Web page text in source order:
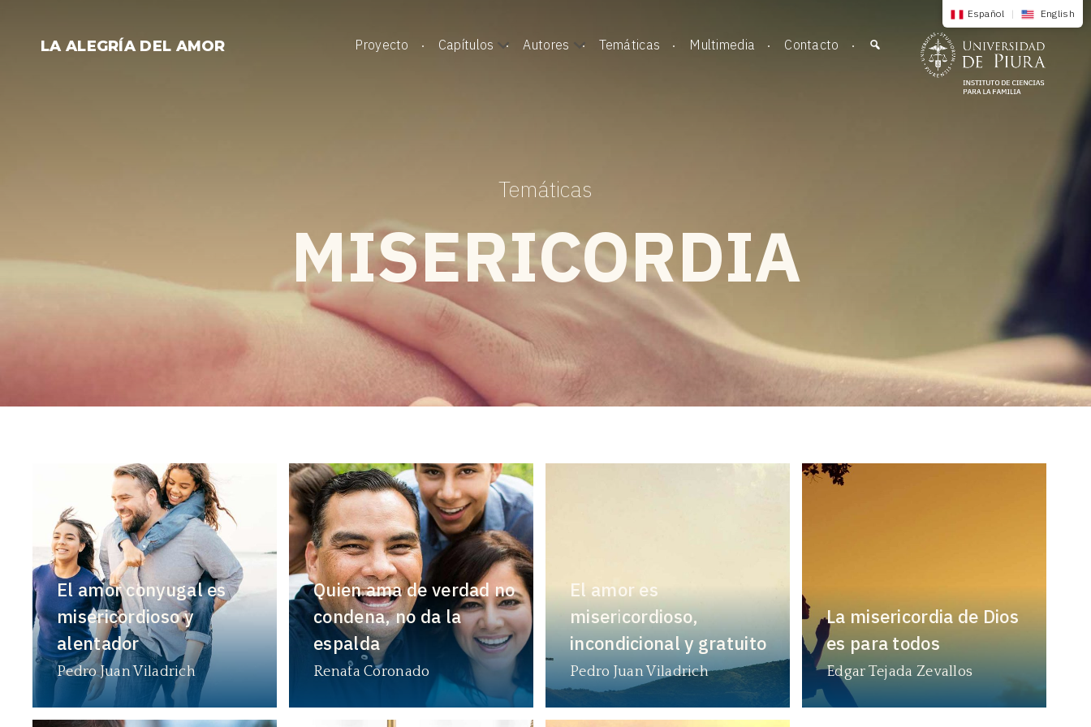
contenidoLA ALEGRÍA DEL AMOR Proyecto Capítulos Autores Temáticas Multimedia Contacto
Temáticas
MISERICORDIA
Español | English
El amor conyugal es
misericordioso y
alentador
Pedro Juan Viladrich
Quien ama de verdad no
condena, no da la
espalda
Renata Coronado
El amor es
misericordioso,
incondicional y gratuito
Pedro Juan Viladrich
La misericordia de Dios
es para todos
Edgar Tejada Zevallos